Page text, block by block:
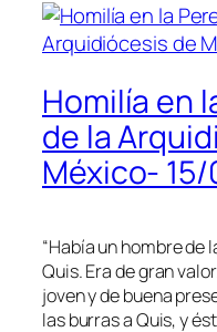
Homilía en
de la
México- 15/
“Había un hombre de
Quis. Era de gran
joven y de buena
las burras a Quis, y